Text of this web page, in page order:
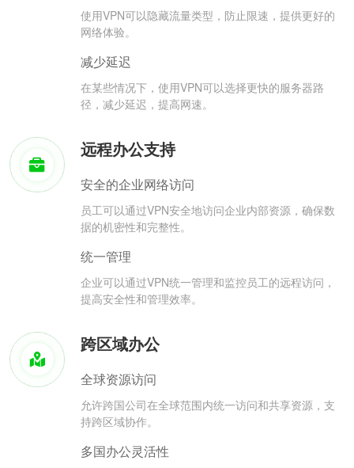
使用VPN可以隐藏流量类型，防止限速，提供更好的
网络体验。
减少延迟
在某些情况下，使用VPN可以选择更快的服务器路
径，减少延迟，提高网速。
远程办公支持
安全的企业网络访问
员工可以通过VPN安全地访问企业内部资源，确保数
据的机密性和完整性。
统一管理
企业可以通过VPN统一管理和监控员工的远程访问，
提高安全性和管理效率。
跨区域办公
全球资源访问
允许跨国公司在全球范围内统一访问和共享资源，支
持跨区域协作。
多国办公灵活性